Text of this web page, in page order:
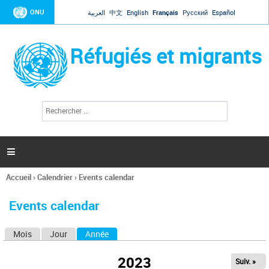
Jump to navigation
ONU العربية 中文 English Français Русский Español
Réfugiés et migrants
l
c
h
e

Vous
ici
Accueil›Calendrier› Events calendar
Events calendar
Mois Jour Année
2023 Suiv. »